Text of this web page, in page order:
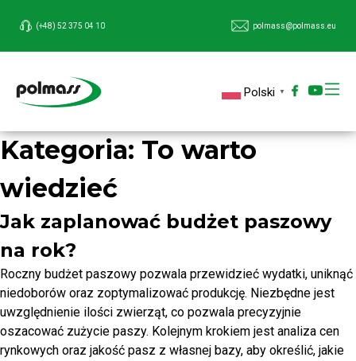
(+48) 52 375 04 10 polmass@polmass.eu
Polski ▼
Kategoria: To warto
wiedzieć
Jak zaplanować budżet paszowy
na rok?
Roczny budżet paszowy pozwala przewidzieć wydatki, uniknąć
niedoborów oraz zoptymalizować produkcję. Niezbędne jest
uwzględnienie ilości zwierząt, co pozwala precyzyjnie
oszacować zużycie paszy. Kolejnym krokiem jest analiza cen
rynkowych oraz jakość pasz z własnej bazy, aby określić, jakie